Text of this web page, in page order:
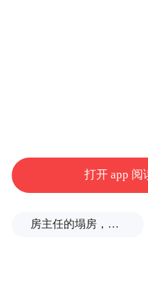
表示”我只是想给自
了”，但网上相关的
“特别声明：以上作品内
打开 app 阅
房主任的塌房，一场“人设露馅”